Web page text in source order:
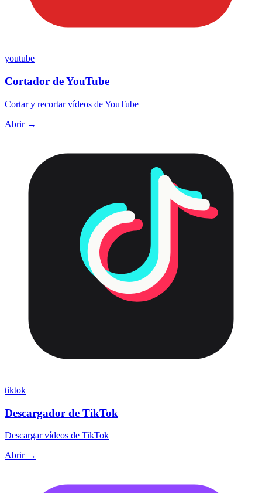
youtube
Cortador de YouTube
Cortar y recortar vídeos de YouTube
Abrir →
tiktok
Descargador de TikTok
Descargar vídeos de TikTok
Abrir →